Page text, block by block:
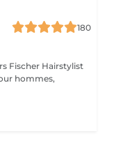
180
hommes,